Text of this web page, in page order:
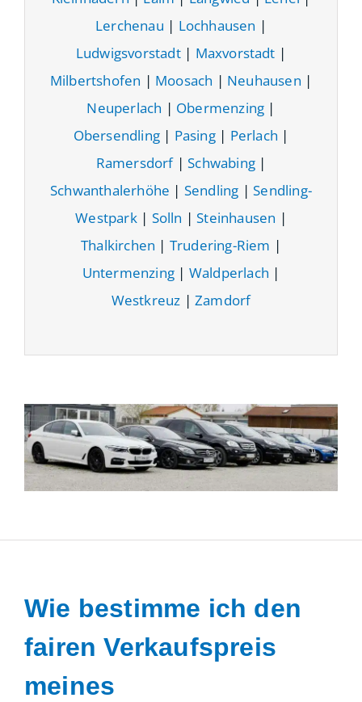
Lerchenau | Lochhausen |
Ludwigsvorstadt| Maxvorstadt |
Milbertshofen | Moosach | Neuhausen |
Neuperlach | Obermenzing |
Obersendling | Pasing| Perlach |
Ramersdorf|Schwabing |
Schwanthalerhöhe | Sendling |Sendling-
Westpark| Solln |Steinhausen |
Thalkirchen | Trudering-Riem |
Untermenzing | Waldperlach |
Westkreuz | Zamdorf
Wie bestimme ich den
fairen Verkaufspreis
meines